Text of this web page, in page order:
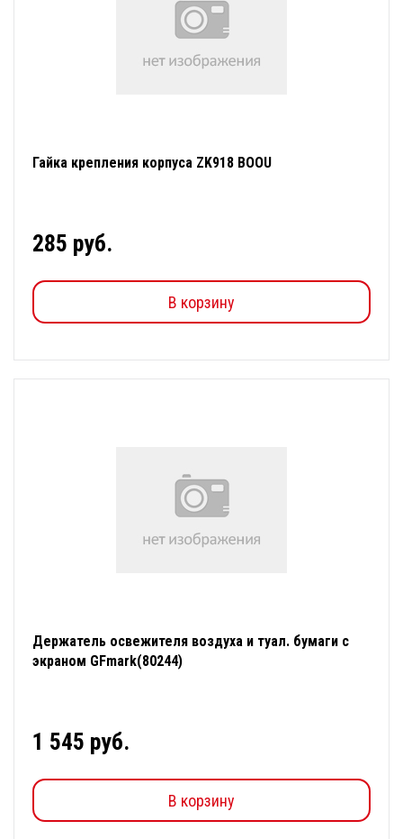
Гайка крепления корпуса ZK918 BOOU
285 руб.
В корзину
Держатель освежителя воздуха и туал. бумаги с
экраном GFmark(80244)
1 545 руб.
В корзину